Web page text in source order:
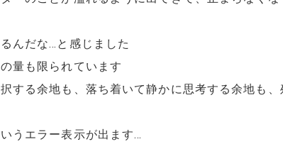
んだな…と感じました
量も限られています
する余地も、落ち着いて静かに思考する余地も、
うエラー表示が出ます…